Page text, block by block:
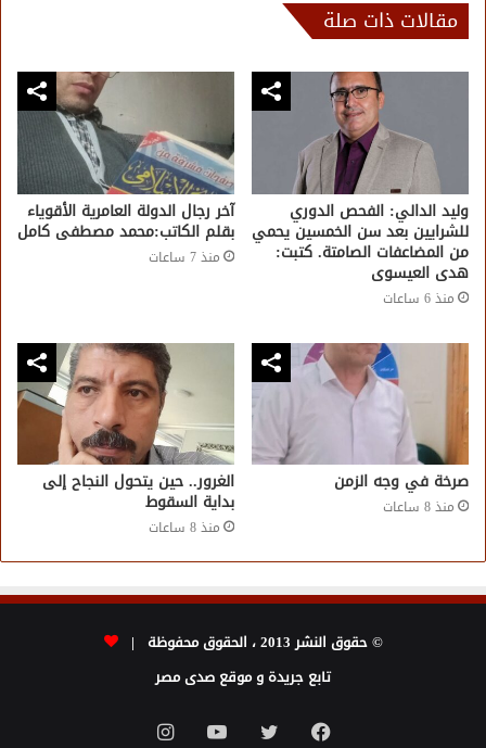
مقالات ذات صلة
وليد الدالي: الفحص الدوري
للشرايين بعد سن الخمسين يحمي
من المضاعفات الصامتة. كتبت:
هدى العيسوى
منذ 6 ساعات
آخر رجال الدولة العامرية الأقوياء
بقلم الكاتب:محمد مصطفى كامل
منذ 7 ساعات
صرخة في وجه الزمن
منذ 8 ساعات
الغرور.. حين يتحول النجاح إلى
بداية السقوط
منذ 8 ساعات
© حقوق النشر 2013 ، الحقوق محفوظة |
تابع جريدة و موقع صدى مصر
فيسبوك تويتر يوتيوبانستقرام